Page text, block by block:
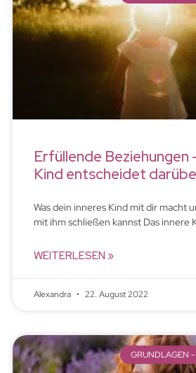
Erfüllende Beziehungen
Kind entscheidet
Was dein inneres Kind mit dir macht
mit ihm schließen kannst Das innere
WEITERLESEN »
Alexandra 22. August 2022
GRUNDLAGEN -